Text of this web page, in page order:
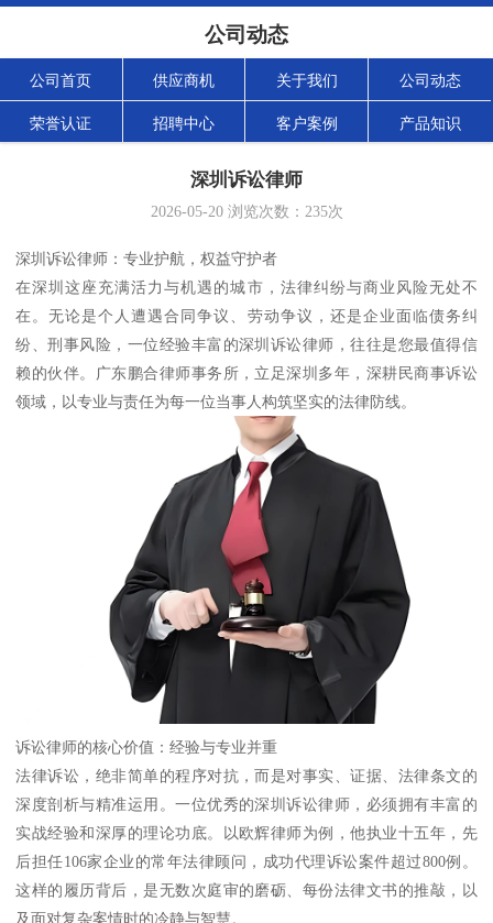
公司动态
公司首页 供应商机 关于我们 公司动态
荣誉认证 招聘中心 客户案例 产品知识
深圳诉讼律师
2026-05-20浏览次数： 235次
深圳诉讼律师：专业护航，权益守护者
在深圳这座充满活力与机遇的城市，法律纠纷与商业风险无处不
在。无论是个人遭遇合同争议、劳动争议，还是企业面临债务纠
纷、刑事风险，一位经验丰富的深圳诉讼律师，往往是您最值得信
赖的伙伴。广东鹏合律师事务所，立足深圳多年，深耕民商事诉讼
领域，以专业与责任为每一位当事人构筑坚实的法律防线。
诉讼律师的核心价值：经验与专业并重
法律诉讼，绝非简单的程序对抗，而是对事实、证据、法律条文的
深度剖析与精准运用。一位优秀的深圳诉讼律师，必须拥有丰富的
实战经验和深厚的理论功底。以欧辉律师为例，他执业十五年，先
后担任106家企业的常年法律顾问，成功代理诉讼案件超过800例。
这样的履历背后，是无数次庭审的磨砺、每份法律文书的推敲，以
及面对复杂案情时的冷静与智慧。